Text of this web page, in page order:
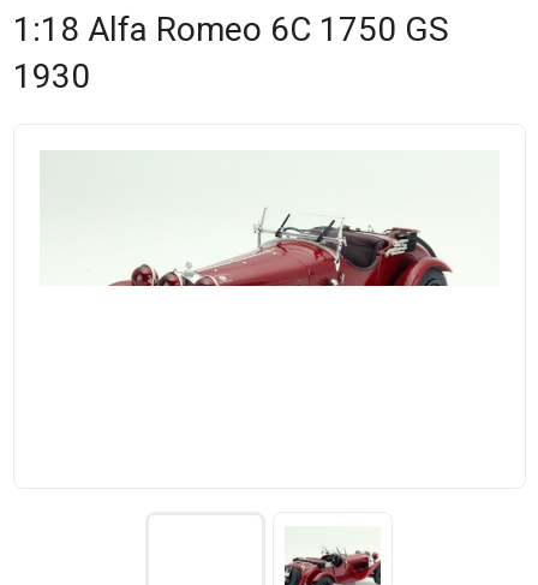
1:18 Alfa Romeo 6C 1750 GS
1930